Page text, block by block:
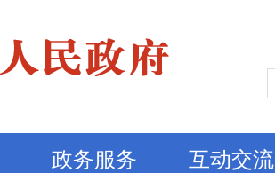
政务服务 互动交流